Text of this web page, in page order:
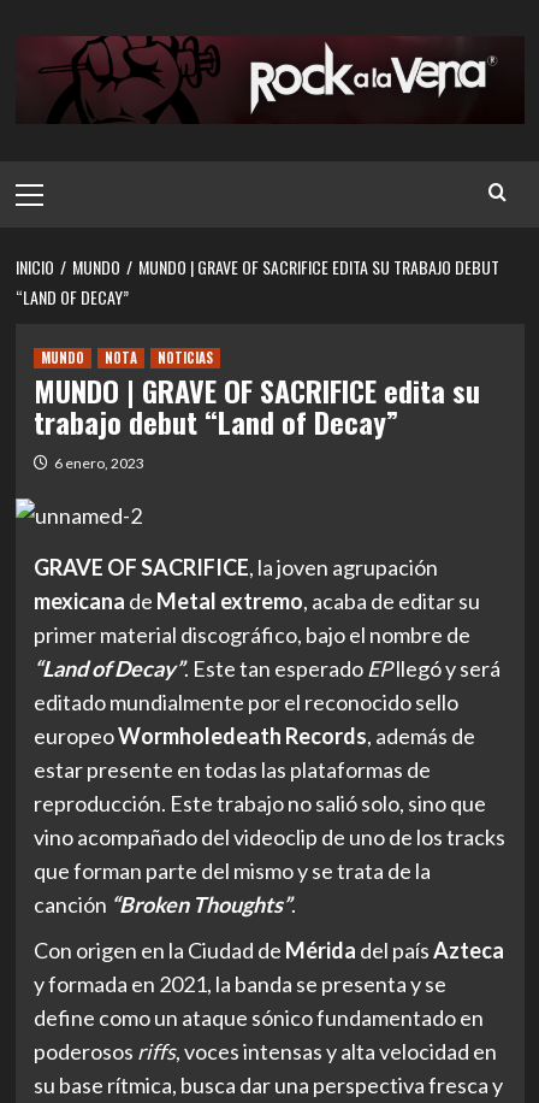
contenido
principal
INICIO MUNDO
MUNDO | GRAVE OF SACRIFICE EDITA SU TRABAJO DEBUT
“LAND OF DECAY”
MUNDO NOTA NOTICIAS
MUNDO | GRAVE OF SACRIFICE edita su
trabajo debut “Land of Decay”
6 enero, 2023
GRAVE OF SACRIFICE, la joven agrupación
mexicana de Metal extremo, acaba de editar su
primer material discográfico, bajo el nombre de
“Land of Decay”. Este tan esperado EPllegó y será
editado mundialmente por el reconocido sello
europeoWormholedeath Records, además de
estar presente en todas las plataformas de
reproducción. Este trabajo no salió solo, sino que
vino acompañado del videoclip de uno de los tracks
que forman parte del mismo y se trata de la
canción “Broken Thoughts”.
Con origen en la Ciudad de Mérida del paísAzteca
y formada en 2021, la banda se presenta y se
define como un ataque sónico fundamentado en
poderosos riffs, voces intensas y alta velocidad en
su base rítmica, busca dar una perspectiva fresca y